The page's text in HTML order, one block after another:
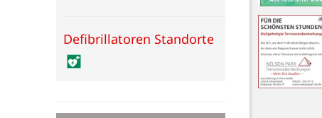
Defibrillatoren Standorte